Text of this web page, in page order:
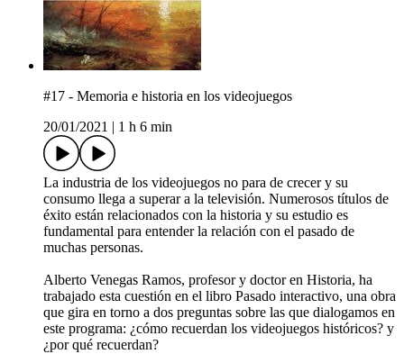
#17 - Memoria e historia en los videojuegos
20/01/2021
1 h 6 min
La industria de los videojuegos no para de crecer y su
consumo llega a superar a la televisión. Numerosos títulos de
éxito están relacionados con la historia y su estudio es
fundamental para entender la relación con el pasado de
muchas personas.
Alberto Venegas Ramos, profesor y doctor en Historia, ha
trabajado esta cuestión en el libro Pasado interactivo, una obra
que gira en torno a dos preguntas sobre las que dialogamos en
este programa: ¿cómo recuerdan los videojuegos históricos? y
¿por qué recuerdan?